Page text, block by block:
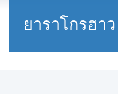
ยาราโกรฮาว